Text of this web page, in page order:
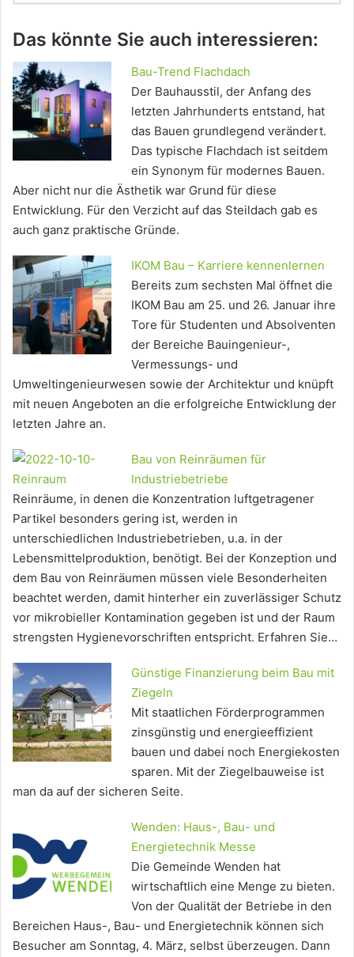
Das könnte Sie auch interessieren:
Bau-Trend Flachdach
Der Bauhausstil, der Anfang des
letzten Jahrhunderts entstand, hat
das Bauen grundlegend verändert.
Das typische Flachdach ist seitdem
ein Synonym für modernes Bauen.
Aber nicht nur die Ästhetik war Grund für diese
Entwicklung. Für den Verzicht auf das Steildach gab es
auch ganz praktische Gründe.
IKOM Bau – Karriere kennenlernen
Bereits zum sechsten Mal öffnet die
IKOM Bau am 25. und 26. Januar ihre
Tore für Studenten und Absolventen
der Bereiche Bauingenieur-,
Vermessungs- und
Umweltingenieurwesen sowie der Architektur und knüpft
mit neuen Angeboten an die erfolgreiche Entwicklung der
letzten Jahre an.
Bau von Reinräumen für
Industriebetriebe
Reinräume, in denen die Konzentration luftgetragener
Partikel besonders gering ist, werden in
unterschiedlichen Industriebetrieben, u.a. in der
Lebensmittelproduktion, benötigt. Bei der Konzeption und
dem Bau von Reinräumen müssen viele Besonderheiten
beachtet werden, damit hinterher ein zuverlässiger Schutz
vor mikrobieller Kontamination gegeben ist und der Raum
strengsten Hygienevorschriften entspricht. Erfahren Sie…
Günstige Finanzierung beim Bau mit
Ziegeln
Mit staatlichen Förderprogrammen
zinsgünstig und energieeffizient
bauen und dabei noch Energiekosten
sparen. Mit der Ziegelbauweise ist
man da auf der sicheren Seite.
Wenden: Haus-, Bau- und
Energietechnik Messe
Die Gemeinde Wenden hat
wirtschaftlich eine Menge zu bieten.
Von der Qualität der Betriebe in den
Bereichen Haus-, Bau- und Energietechnik können sich
Besucher am Sonntag, 4. März, selbst überzeugen. Dann